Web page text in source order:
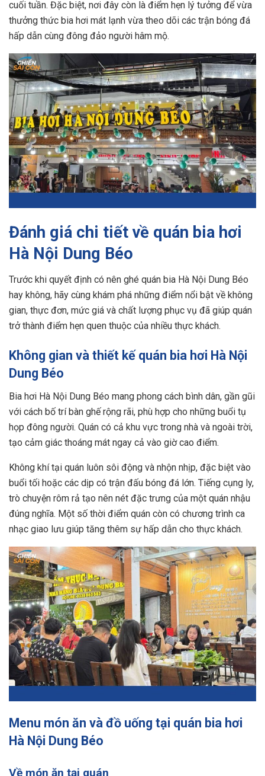
cuối tuần. Đặc biệt, nơi đây còn là điểm hẹn lý tưởng để vừa
thưởng thức bia hơi mát lạnh vừa theo dõi các trận bóng đá
hấp dẫn cùng đông đảo người hâm mộ.
Đánh giá chi tiết về quán bia hơi
Hà Nội Dung Béo
Trước khi quyết định có nên ghé quán bia Hà Nội Dung Béo
hay không, hãy cùng khám phá những điểm nổi bật về không
gian, thực đơn, mức giá và chất lượng phục vụ đã giúp quán
trở thành điểm hẹn quen thuộc của nhiều thực khách.
Không gian và thiết kế quán bia hơi Hà Nội
Dung Béo
Bia hơi Hà Nội Dung Béo mang phong cách bình dân, gần gũi
với cách bố trí bàn ghế rộng rãi, phù hợp cho những buổi tụ
họp đông người. Quán có cả khu vực trong nhà và ngoài trời,
tạo cảm giác thoáng mát ngay cả vào giờ cao điểm.
Không khí tại quán luôn sôi động và nhộn nhịp, đặc biệt vào
buổi tối hoặc các dịp có trận đấu bóng đá lớn. Tiếng cụng ly,
trò chuyện rôm rả tạo nên nét đặc trưng của một quán nhậu
đúng nghĩa. Một số thời điểm quán còn có chương trình ca
nhạc giao lưu giúp tăng thêm sự hấp dẫn cho thực khách.
Menu món ăn và đồ uống tại quán bia hơi
Hà Nội Dung Béo
Về món ăn tại quán